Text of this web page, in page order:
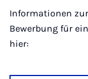
Informationen
Bewerbung für
hier: